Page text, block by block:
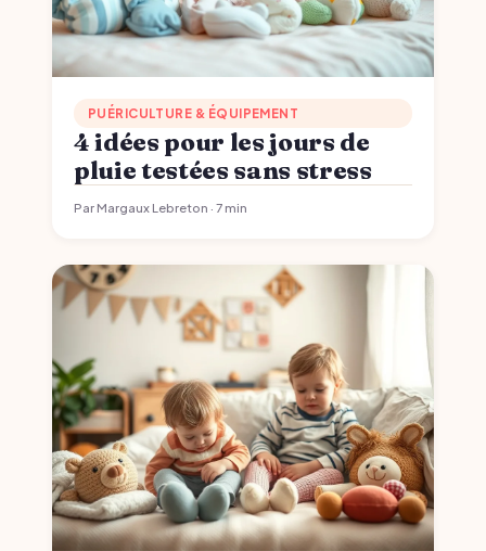
PUÉRICULTURE & ÉQUIPEMENT
4 idées pour les jours de
pluie testées sans stress
Par Margaux Lebreton · 7 min